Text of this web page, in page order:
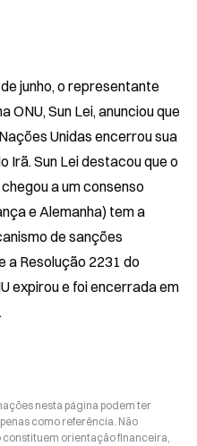
junho, o representante
ONU, Sun Lei, anunciou que
Unidas encerrou sua
Irã. Sun Lei destacou que o
a um consenso
e Alemanha) tem a
de sanções
a Resolução 2231 do
expirou e foi encerrada em
nesta página podem ter
como referência. Não
constituem orientação financeira,